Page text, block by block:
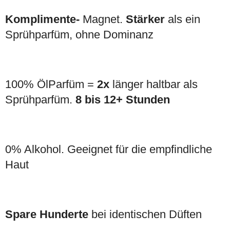
Komplimente- Magnet. Stärker als ein
Sprühparfüm, ohne Dominanz
100% ÖlParfüm = 2x länger haltbar als
Sprühparfüm. 8 bis 12+ Stunden
0% Alkohol. Geeignet für die empfindliche
Haut
Spare Hunderte bei identischen Düften